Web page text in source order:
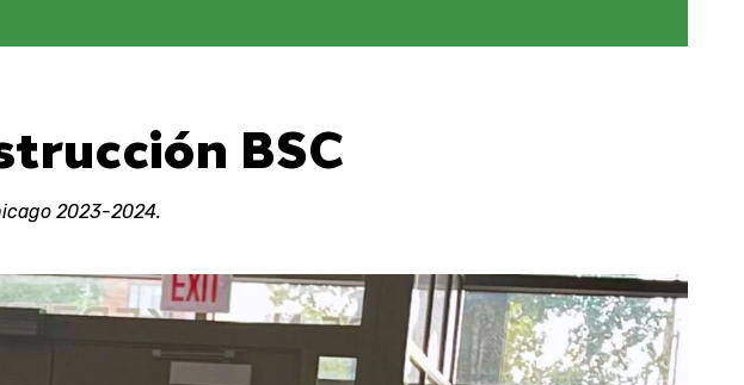
BSC
2023-2024.